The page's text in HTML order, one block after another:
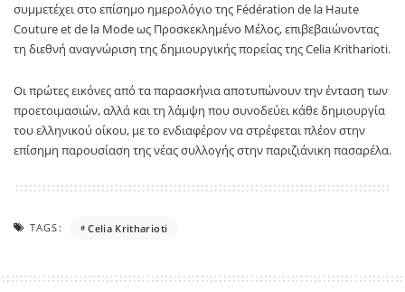
συμμετέχει στο επίσημο ημερολόγιο της Fédération de la Haute
Couture et de la Mode ως Προσκεκλημένο Μέλος, επιβεβαιώνοντας
τη διεθνή αναγνώριση της δημιουργικής πορείας της Celia Kritharioti.
Οι πρώτες εικόνες από τα παρασκήνια αποτυπώνουν την ένταση των
προετοιμασιών, αλλά και τη λάμψη που συνοδεύει κάθε δημιουργία
του ελληνικού οίκου, με το ενδιαφέρον να στρέφεται πλέον στην
επίσημη παρουσίαση της νέας συλλογής στην παριζιάνικη πασαρέλα.
TAGS: Celia Kritharioti